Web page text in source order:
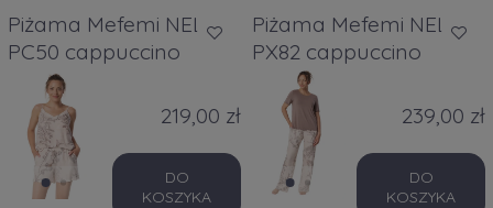
Piżama Mefemi NELA
PC50 cappuccino
219,00 zł
DO
KOSZYKA
Piżama Mefemi NELA
PX82 cappuccino
239,00 zł
DO
KOSZYKA